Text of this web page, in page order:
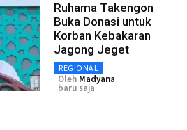
Ruhama Takengon
Buka Donasi untuk
Korban Kebakaran
Jagong Jeget
REGIONAL
Oleh Madyana
baru saja